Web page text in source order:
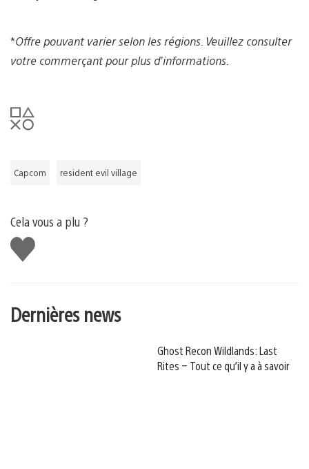
*Offre pouvant varier selon les régions. Veuillez consulter
votre commerçant pour plus d’informations.
Capcom resident evil village
Cela vous a plu ?
J'aime
Dernières news
Ghost Recon Wildlands: Last
Rites – Tout ce qu’il y a à savoir